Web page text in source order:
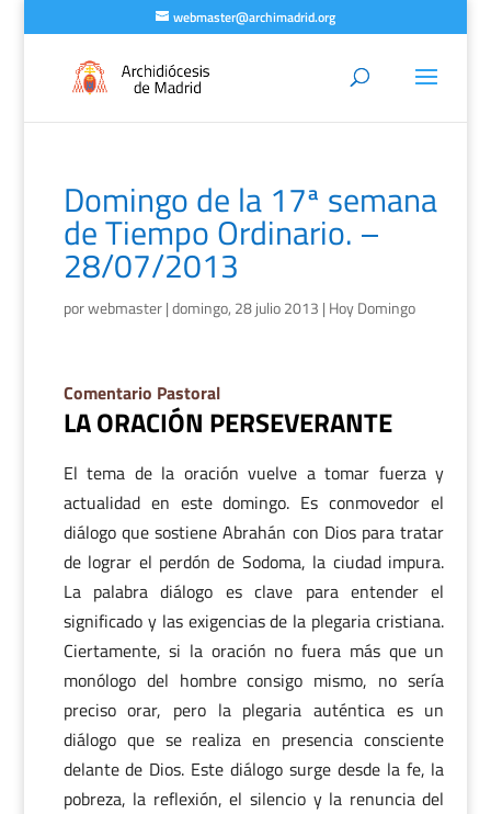
webmaster@archimadrid.org
Domingo de la 17ª semana
de Tiempo Ordinario. –
28/07/2013
porwebmaster|domingo, 28 julio 2013 | Hoy Domingo
Comentario Pastoral
LA ORACIÓN PERSEVERANTE
El tema de la oración vuelve a tomar fuerza y
actualidad en este domingo. Es conmovedor el
diálogo que sostiene Abrahán con Dios para tratar
de lograr el perdón de Sodoma, la ciudad impura.
La palabra diálogo es clave para entender el
significado y las exigencias de la plegaria cristiana.
Ciertamente, si la oración no fuera más que un
monólogo del hombre consigo mismo, no sería
preciso orar, pero la plegaria auténtica es un
diálogo que se realiza en presencia consciente
delante de Dios. Este diálogo surge desde la fe, la
pobreza, la reflexión, el silencio y la renuncia del